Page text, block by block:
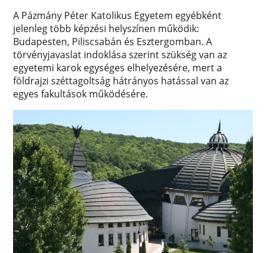
A Pázmány Péter Katolikus Egyetem egyébként
jelenleg több képzési helyszínen működik:
Budapesten, Piliscsabán és Esztergomban. A
törvényjavaslat indoklása szerint szükség van az
egyetemi karok egységes elhelyezésére, mert a
földrajzi széttagoltság hátrányos hatással van az
egyes fakultások működésére.